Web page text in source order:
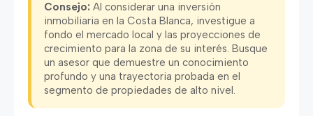
Consejo: Al considerar una inversión
inmobiliaria en la Costa Blanca, investigue a
fondo el mercado local y las proyecciones de
crecimiento para la zona de su interés. Busque
un asesor que demuestre un conocimiento
profundo y una trayectoria probada en el
segmento de propiedades de alto nivel.